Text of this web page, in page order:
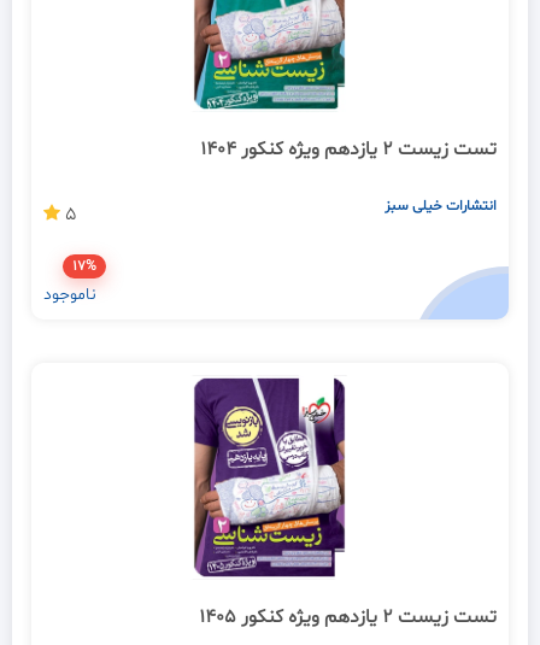
تست زیست 2 یازدهم ویژه کنکور 1404
انتشارات خیلی سبز 5
17%
ناموجود
تست زیست 2 یازدهم ویژه کنکور 1405